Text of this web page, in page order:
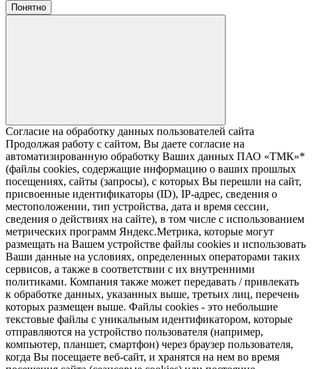
Понятно
Согласие на обработку данных пользователей сайта
Продолжая работу с сайтом, Вы даете согласие на
автоматизированную обработку Ваших данных ПАО «ТМК»*
(файлы cookies, содержащие информацию о ваших прошлых
посещениях, сайты (запросы), с которых Вы перешли на сайт,
присвоенные идентификаторы (ID), IP-адрес, сведения о
местоположении, тип устройства, дата и время сессии,
сведения о действиях на сайте), в том числе с использованием
метрических программ Яндекс.Метрика, которые могут
размещать на Вашем устройстве файлы cookies и использовать
Ваши данные на условиях, определенных операторами таких
сервисов, а также в соответствии с их внутренними
политиками. Компания также может передавать / привлекать
к обработке данных, указанных выше, третьих лиц, перечень
которых размещен выше. Файлы cookies - это небольшие
текстовые файлы с уникальным идентификатором, которые
отправляются на устройство пользователя (например,
компьютер, планшет, смартфон) через браузер пользователя,
когда Вы посещаете веб-сайт, и хранятся на нем во время